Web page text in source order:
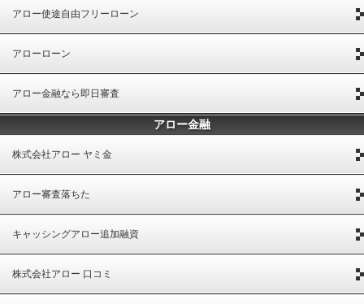
アロー使途自由フリーローン
アローローン
アロー金融なら即日審査
アロー金融
株式会社アロー ヤミ金
アロー審査落ちた
キャッシングアロー追加融資
株式会社アロー 口コミ